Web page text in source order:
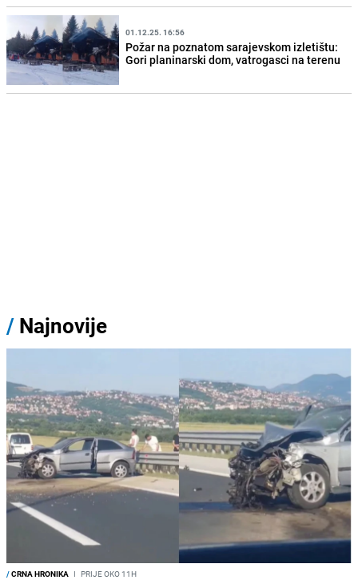
01.12.25. 16:56
Požar na poznatom sarajevskom izletištu:
Gori planinarski dom, vatrogasci na terenu
/ Najnovije
/CRNA HRONIKA I PRIJE OKO 11H